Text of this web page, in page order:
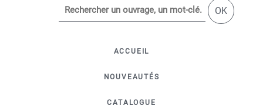
OK
ACCUEIL
NOUVEAUTÉS
CATALOGUE